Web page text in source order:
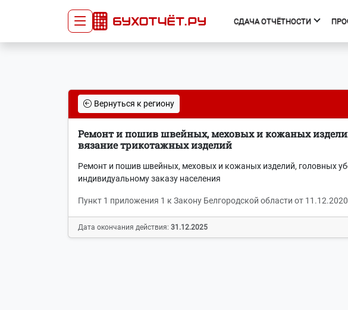
СДАЧА ОТЧЁТНОСТИ
Главная
Сдать отчёт
Тарифы
Оплата
Список курсов
организации
Вернуться к региону
Ремонт и пошив швейных, меховых и кожаных
вязание трикотажных изделий
Ремонт и пошив швейных, меховых и кожаных изделий, головных
индивидуальному заказу населения
Пункт 1 приложения 1 к Закону Белгородской области от
Дата окончания действия: 31.12.2025